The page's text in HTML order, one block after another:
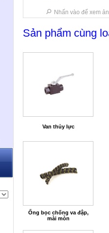
Nhấn vào để xem
Sản phẩm cùng
Van thủy lực
Ống bọc chống va đập,
mài mòn